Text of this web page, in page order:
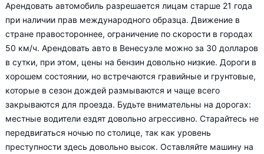
Арендовать автомобиль разрешается лицам старше 21 года
при наличии прав международного образца. Движение в
стране правостороннее, ограничение по скорости в городах
50 км/ч. Арендовать авто в Венесуэле можно за 30 долларов
в сутки, при этом, цены на бензин довольно низкие. Дороги в
хорошем состоянии, но встречаются гравийные и грунтовые,
которые в сезон дождей размываются и чаще всего
закрываются для проезда. Будьте внимательны на дорогах:
местные водители ездят довольно агрессивно. Старайтесь не
передвигаться ночью по столице, так как уровень
преступности здесь довольно высок. Оставляйте машину на